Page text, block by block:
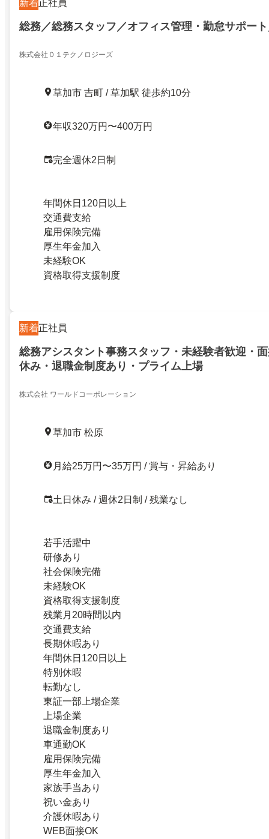
新着正社員
総務／総務スタッフ／オフィス管理・勤怠サポー
株式会社０１テクノロジーズ
草加市 吉町 / 草加駅 徒歩約10分
年収320万円〜400万円
完全週休2日制
年間休日120日以上
交通費支給
雇用保険完備
厚生年金加入
未経験OK
資格取得支援制度
新着正社員
総務アシスタント事務スタッフ・未経験者歓迎・
休み・退職金制度あり・プライム上場
株式会社 ワールドコーポレーション
草加市 松原
月給25万円〜35万円 / 賞与・昇給あり
土日休み / 週休2日制 / 残業なし
若手活躍中
研修あり
社会保険完備
未経験OK
資格取得支援制度
残業月20時間以内
交通費支給
長期休暇あり
年間休日120日以上
特別休暇
転勤なし
東証一部上場企業
上場企業
退職金制度あり
車通勤OK
雇用保険完備
厚生年金加入
家族手当あり
祝い金あり
介護休暇あり
WEB面接OK